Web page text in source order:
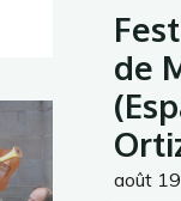
de
août